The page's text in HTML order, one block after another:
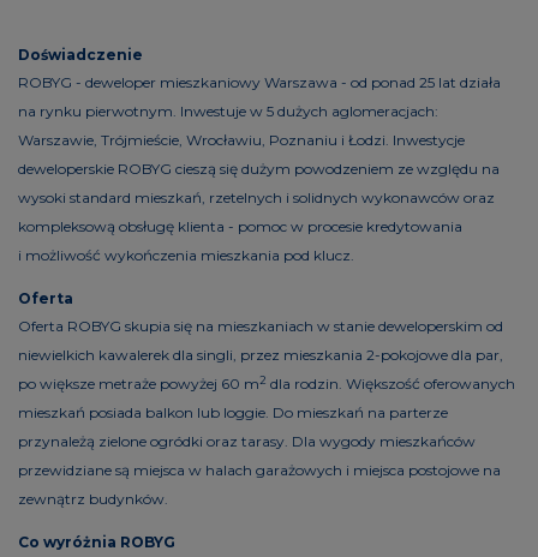
Doświadczenie
ROBYG - deweloper mieszkaniowy Warszawa - od ponad 25 lat działa
na rynku pierwotnym. Inwestuje w 5 dużych aglomeracjach:
Warszawie, Trójmieście, Wrocławiu, Poznaniu i Łodzi. Inwestycje
deweloperskie ROBYG cieszą się dużym powodzeniem ze względu na
wysoki standard mieszkań, rzetelnych i solidnych wykonawców oraz
kompleksową obsługę klienta - pomoc w procesie kredytowania
i możliwość wykończenia mieszkania pod klucz.
Oferta
Oferta ROBYG skupia się na mieszkaniach w stanie deweloperskim od
niewielkich kawalerek dla singli, przez mieszkania 2-pokojowe dla par,
po większe metraże powyżej 60 m2 dla rodzin. Większość oferowanych
mieszkań posiada balkon lub loggie. Do mieszkań na parterze
przynależą zielone ogródki oraz tarasy. Dla wygody mieszkańców
przewidziane są miejsca w halach garażowych i miejsca postojowe na
zewnątrz budynków.
Co wyróżnia ROBYG